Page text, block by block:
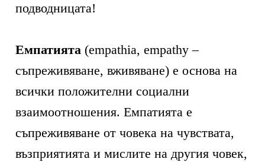
подводницата!
Емпатията (empathia, empathy –
съпреживяване, вживяване) е основа на
всички положителни социални
взаимоотношения. Емпатията е
съпреживяване от човека на чувствата,
възприятията и мислите на другия човек,